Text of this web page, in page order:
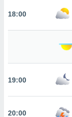
perfil
nuestra
18:00
19:00
20:00